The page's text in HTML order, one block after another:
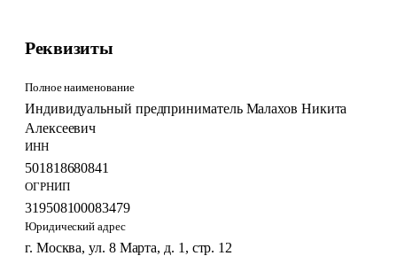
Реквизиты
Полное наименование
Индивидуальный предприниматель Малахов Никита
Алексеевич
ИНН
501818680841
ОГРНИП
319508100083479
Юридический адрес
г. Москва, ул. 8 Марта, д. 1, стр. 12